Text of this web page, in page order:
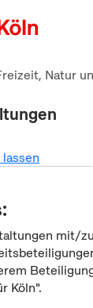
Natur
mit/zu
Köln".